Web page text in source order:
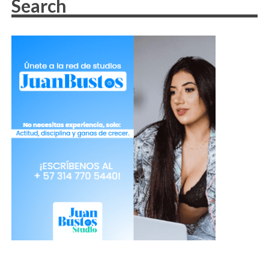
Tomada de Freepik
Sé paciente cuando hables o expliques
algo y en tu room hay alguien que no
comprende. Puedes contestar de
manera cordial y educada. Nunca